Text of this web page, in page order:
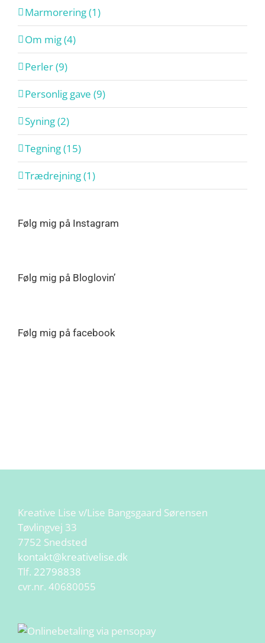
Marmorering (1)
Om mig (4)
Perler (9)
Personlig gave (9)
Syning (2)
Tegning (15)
Trædrejning (1)
Følg mig på Instagram
Følg mig på Bloglovin’
Følg mig på facebook
Kreative Lise v/Lise Bangsgaard Sørensen
Tøvlingvej 33
7752 Snedsted
kontakt@kreativelise.dk
Tlf. 22798838
cvr.nr. 40680055